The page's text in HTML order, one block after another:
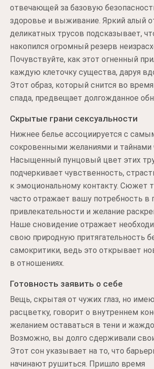
отвечающей за базовую
здоровье и выживание. Яркий алый
деликатных трусов подсказывает,
накопился огромный резерв
Почувствуйте, как этот огненный
каждую клеточку существа, даруя
Этот образ, который снится во
спада, предвещает долгожданное
Скрытые грани сексуальности
Нижнее белье ассоциируется с
сокровенными желаниями и тайнами
Насыщенный пунцовый цвет этих
подчеркивает чувственность,
к эмоциональному контакту. Сюжет
часто отражает вашу потребность в
привлекательности и желание
Наше сновидение отражает
свою природную притягательность
самокритики, ведь это открывает
в отношениях.
Готовность заявить о себе
Вещь, скрытая от чужих глаз, но
расцветку, говорит о внутреннем
желанием оставаться в тени и
Возможно, вы долго сдерживали
Этот сон указывает на то, что
начинают рушиться. Пришло время